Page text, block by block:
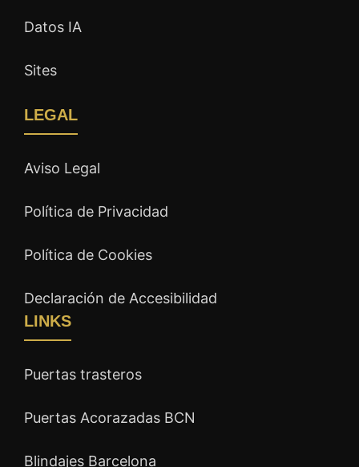
Datos IA
Sites
LEGAL
Aviso Legal
Política de Privacidad
Política de Cookies
Declaración de Accesibilidad
LINKS
Puertas trasteros
Puertas Acorazadas BCN
Blindajes Barcelona